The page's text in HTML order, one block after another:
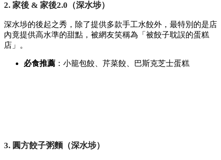
2. 家後 & 家後2.0（深水埗）
深水埗的後起之秀， 除了提供多款手工水餃外， 最特別的是店
內竟提供高水準的甜點， 被網友笑稱為「被餃子耽誤的蛋糕
店」。
必食推薦 ：小籠包餃、 芹菜餃、 巴斯克芝士蛋糕
3. 圓方餃子粥麵（深水埗）